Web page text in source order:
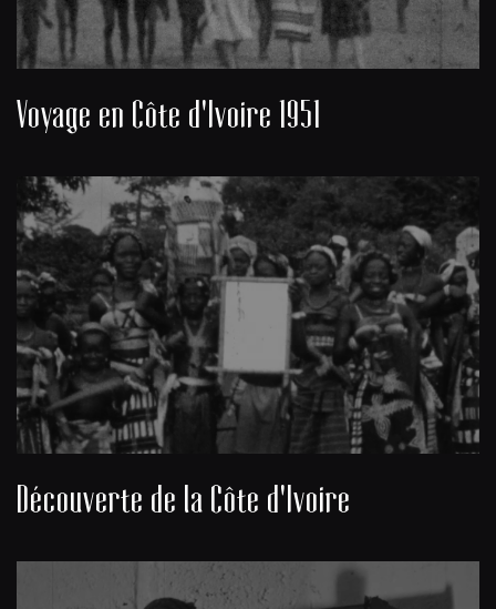
Voyage en Côte d'Ivoire 1951
Découverte de la Côte d'Ivoire